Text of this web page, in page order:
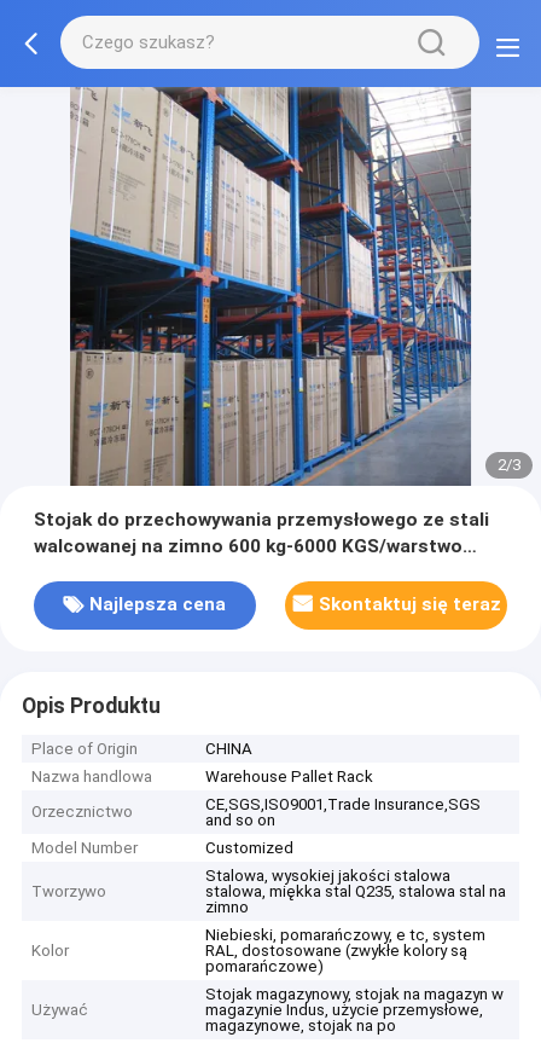
2/3
Stojak do przechowywania przemysłowego ze stali
walcowanej na zimno 600 kg-6000 KGS/warstwo
Najlepsza cena
Skontaktuj się teraz
Opis Produktu
Place of Origin
CHINA
Nazwa handlowa
Warehouse Pallet Rack
Orzecznictwo
CE,SGS,ISO9001,Trade Insurance,SGS
and so on
Model Number
Customized
Tworzywo
Stalowa, wysokiej jakości stalowa
stalowa, miękka stal Q235, stalowa stal na
zimno
Kolor
Niebieski, pomarańczowy, e tc, system
RAL, dostosowane (zwykłe kolory są
pomarańczowe)
Używać
Stojak magazynowy, stojak na magazyn w
magazynie Indus, użycie przemysłowe,
magazynowe, stojak na po